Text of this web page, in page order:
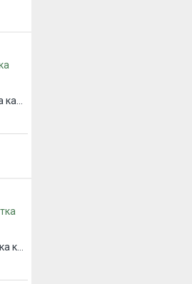
ШР32П10НШ1 Розетка кабельная